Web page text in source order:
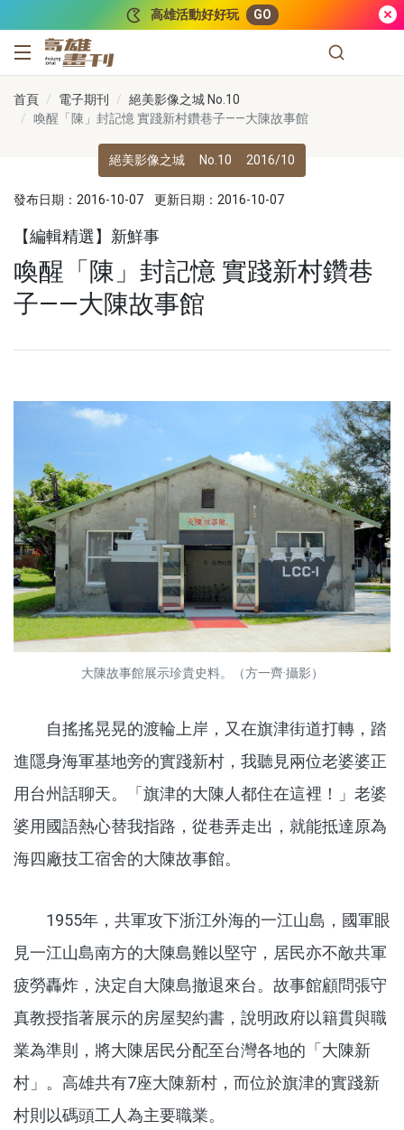
高雄活動好好玩 GO
高雄畫刊
首頁 電子期刊
絕美影像之城 No.10
喚醒「陳」封記憶 實踐新村鑽巷子——大陳故事館
絕美影像之城 No.10 2016/10
發布日期：2016-10-07 更新日期：2016-10-07
【編輯精選】新鮮事
喚醒「陳」封記憶 實踐新村鑽巷
子——大陳故事館
大陳故事館展示珍貴史料。（方一齊·攝影）
自搖搖晃晃的渡輪上岸，又在旗津街道打轉，踏
進隱身海軍基地旁的實踐新村，我聽見兩位老婆婆正
用台州話聊天。「旗津的大陳人都住在這裡！」老婆
婆用國語熱心替我指路，從巷弄走出，就能抵達原為
海四廠技工宿舍的大陳故事館。
1955年，共軍攻下浙江外海的一江山島，國軍眼
見一江山島南方的大陳島難以堅守，居民亦不敵共軍
疲勞轟炸，決定自大陳島撤退來台。故事館顧問張守
真教授指著展示的房屋契約書，說明政府以籍貫與職
業為準則，將大陳居民分配至台灣各地的「大陳新
村」。高雄共有7座大陳新村，而位於旗津的實踐新
村則以碼頭工人為主要職業。